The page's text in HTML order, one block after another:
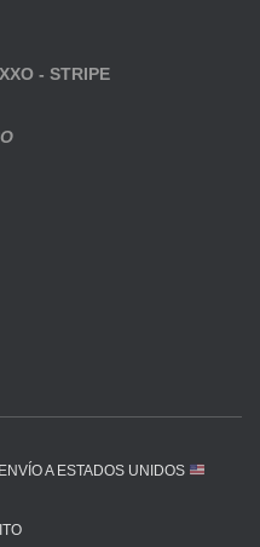
- STRIPE
A ESTADOS UNIDOS